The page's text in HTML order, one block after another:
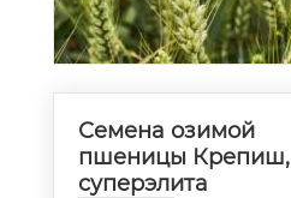
Семена озимой
пшеницы Крепиш,
суперэлита